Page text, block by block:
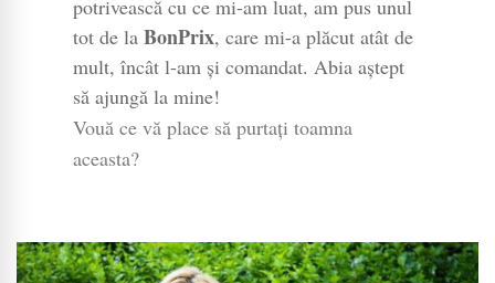
potrivească cu ce mi-am luat, am pus unul
tot de la BonPrix, care mi-a plăcut atât de
mult, încât l-am și comandat. Abia aștept
să ajungă la mine!
Vouă ce vă place să purtați toamna
aceasta?